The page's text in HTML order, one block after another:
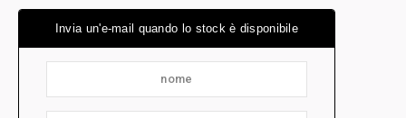
Invia un'e-mail quando lo stock è disponibile